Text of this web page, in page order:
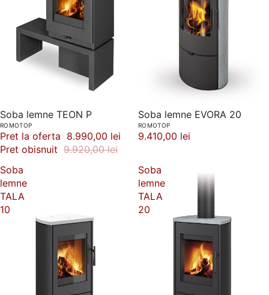
-9%
Soba lemne TEON P
ROMOTOP
Pret la oferta 8.990,00 lei
Pret obisnuit 9.920,00 lei
Soba lemne EVORA 20
ROMOTOP
9.410,00 lei
Soba
lemne
TALA
10
Soba
lemne
TALA
20